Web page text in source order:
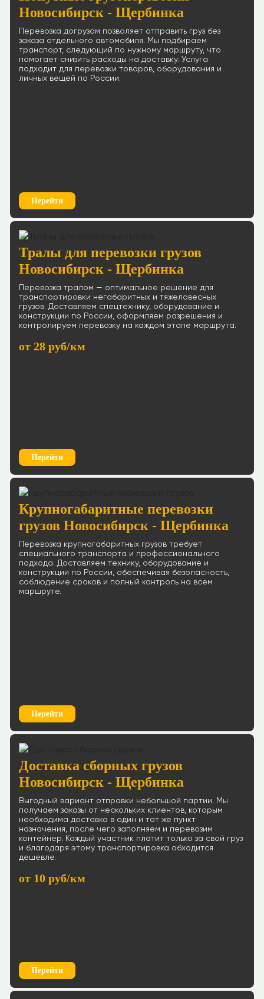
Новосибирск - Щербинка
Перевозка догрузом позволяет отправить груз без
заказа отдельного автомобиля. Мы подбираем
транспорт, следующий по нужному маршруту, что
помогает снизить расходы на доставку. Услуга
подходит для перевозки товаров, оборудования и
личных вещей по России.
Перейти
Тралы для перевозки грузов
Новосибирск - Щербинка
Перевозка тралом — оптимальное решение для
транспортировки негабаритных и тяжеловесных
грузов. Доставляем спецтехнику, оборудование и
конструкции по России, оформляем разрешения и
контролируем перевозку на каждом этапе маршрута.
от 28 руб/км
Перейти
Крупногабаритные перевозки
грузов Новосибирск - Щербинка
Перевозка крупногабаритных грузов требует
специального транспорта и профессионального
подхода. Доставляем технику, оборудование и
конструкции по России, обеспечивая безопасность,
соблюдение сроков и полный контроль на всем
маршруте.
Перейти
Доставка сборных грузов
Новосибирск - Щербинка
Выгодный вариант отправки небольшой партии. Мы
получаем заказы от нескольких клиентов, которым
необходима доставка в один и тот же пункт
назначения, после чего заполняем и перевозим
контейнер. Каждый участник платит только за свой груз
и благодаря этому транспортировка обходится
дешевле.
от 10 руб/км
Перейти